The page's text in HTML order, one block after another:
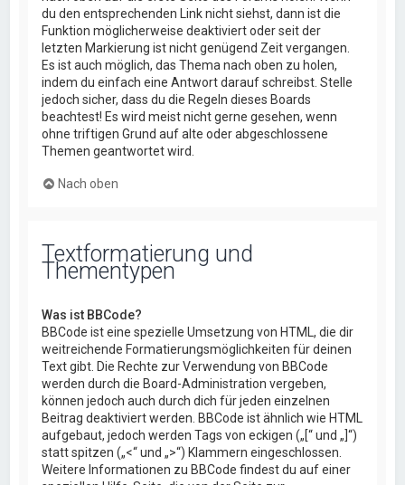
du den entsprechenden Link nicht siehst, dann ist die
Funktion möglicherweise deaktiviert oder seit der
letzten Markierung ist nicht genügend Zeit vergangen.
Es ist auch möglich, das Thema nach oben zu holen,
indem du einfach eine Antwort darauf schreibst. Stelle
jedoch sicher, dass du die Regeln dieses Boards
beachtest! Es wird meist nicht gerne gesehen, wenn
ohne triftigen Grund auf alte oder abgeschlossene
Themen geantwortet wird.
Nach oben
Textformatierung und
Thementypen
Was ist BBCode?
BBCode ist eine spezielle Umsetzung von HTML, die dir
weitreichende Formatierungsmöglichkeiten für deinen
Text gibt. Die Rechte zur Verwendung von BBCode
werden durch die Board-Administration vergeben,
können jedoch auch durch dich für jeden einzelnen
Beitrag deaktiviert werden. BBCode ist ähnlich wie HTML
aufgebaut, jedoch werden Tags von eckigen („[“ und „]“)
statt spitzen („<“ und „>“) Klammern eingeschlossen.
Weitere Informationen zu BBCode findest du auf einer